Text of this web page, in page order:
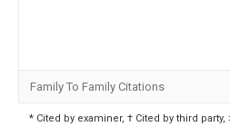
Family To Family Citations
* Cited by examiner, † Cited by third